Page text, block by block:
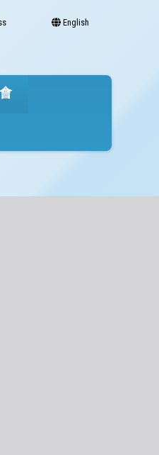
English